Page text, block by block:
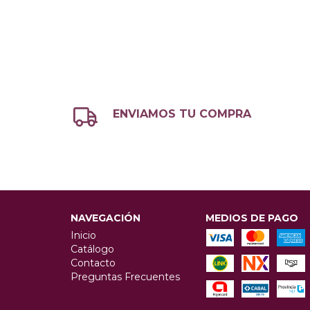
ENVIAMOS TU COMPRA
NAVEGACIÓN
Inicio
Catálogo
Contacto
Preguntas Frecuentes
MEDIOS DE PAGO